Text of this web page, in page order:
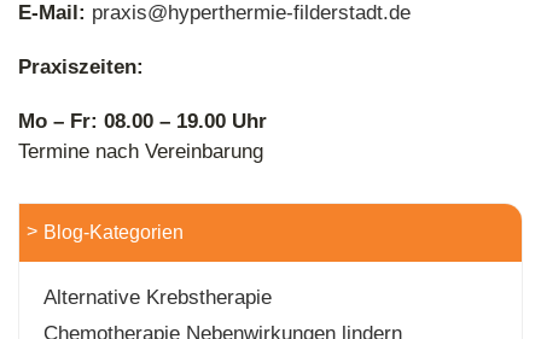
E-Mail: praxis@hyperthermie-filderstadt.de
Praxiszeiten:
Mo – Fr: 08.00 – 19.00 Uhr
Termine nach Vereinbarung
Blog-Kategorien
Alternative Krebstherapie
Chemotherapie Nebenwirkungen lindern